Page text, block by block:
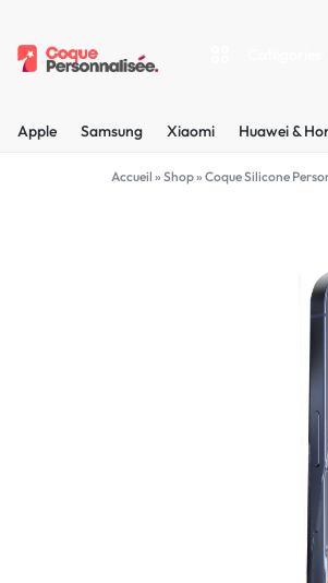
PLUS
BELLES
Huawei &
Google Pixel
Apple Samsung Xiaomi Huawei &
Accueil » Shop» Coque Silicone